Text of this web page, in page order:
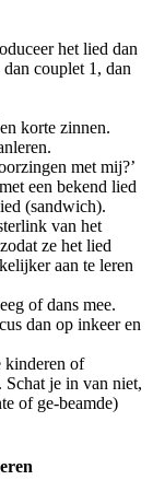
het lied dan
couplet 1, dan
korte zinnen.
met mij?’
een bekend lied
(sandwich).
van het
ze het lied
aan te leren
of dans mee.
dan op inkeer en
kinderen of
Schat je in van niet,
of ge-beamde)